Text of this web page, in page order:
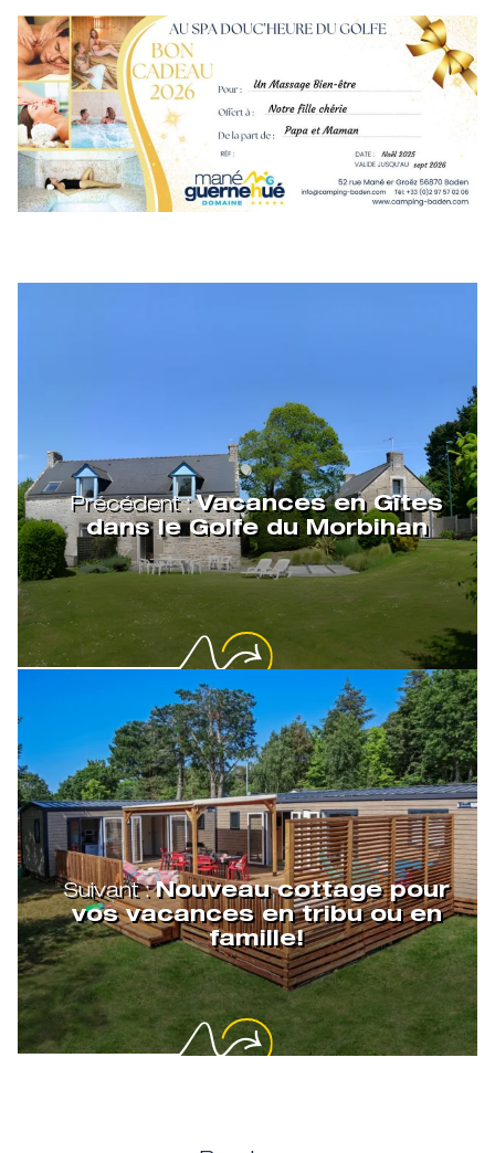
Précédent :Vacances en Gîtes
dans le Golfe du Morbihan
Suivant :Nouveau cottage pour
vos vacances en tribu ou en
famille!